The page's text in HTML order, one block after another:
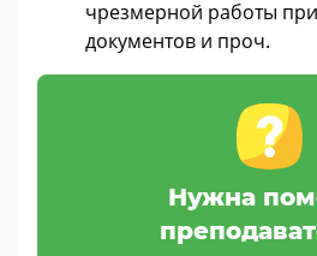
чрезмерной работы
документов и проч.
Нужна